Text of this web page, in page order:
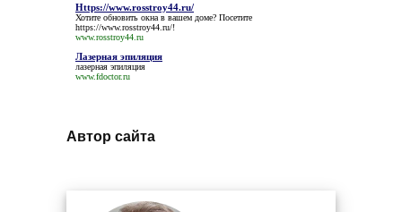
Https://www.rosstroy44.ru/
Хотите обновить окна в вашем доме? Посетите
https://www.rosstroy44.ru/!
www.rosstroy44.ru
Лазерная эпиляция
лазерная эпиляция
www.fdoctor.ru
Автор сайта